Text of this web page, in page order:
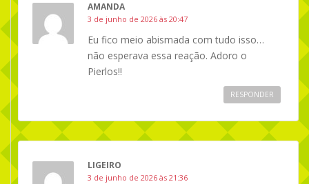
AMANDA
3 de junho de 2026 às 20:47
Eu fico meio abismada com tudo isso…
não esperava essa reação. Adoro o
Pierlos!!
RESPONDER
LIGEIRO
3 de junho de 2026 às 21:36